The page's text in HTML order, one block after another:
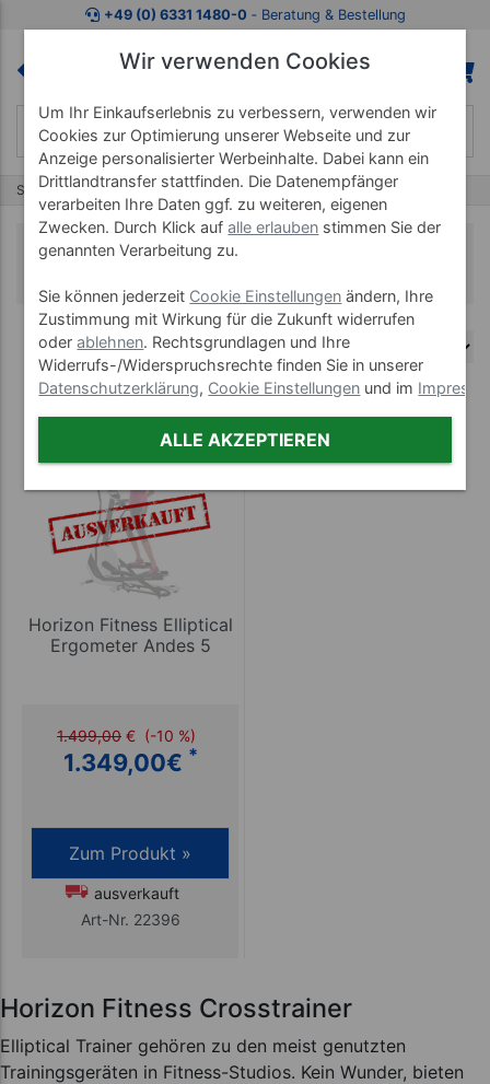
+49 (0) 6331 1480-0 ‐ Beratung & Bestellung
Start Horizon Crosstrainer
Horizon Crosstrainer
Horizon Fitness Elliptical
Ergometer Andes 5
1.499,00 € (-10 %)
1.349,00€ *
Zum Produkt »
ausverkauft
Art-Nr. 22396
Horizon Fitness Crosstrainer
Elliptical Trainer gehören zu den meist genutzten
Trainingsgeräten in Fitness-Studios. Kein Wunder, bieten
Wir verwenden Cookies
Um Ihr Einkaufserlebnis zu verbessern, verwenden wir
Cookies zur Optimierung unserer Webseite und zur
Anzeige personalisierter Werbeinhalte. Dabei kann ein
Drittlandtransfer stattfinden. Die Datenempfänger
verarbeiten Ihre Daten ggf. zu weiteren, eigenen
Zwecken. Durch Klick aufalle erlauben stimmen Sie der
genannten Verarbeitung zu.
Sie können jederzeit Cookie Einstellungen ändern, Ihre
Zustimmung mit Wirkung für die Zukunft widerrufen
oderablehnen. Rechtsgrundlagen und Ihre
Widerrufs-/Widerspruchsrechte finden Sie in unserer
Datenschutzerklärung, Cookie Einstellungen und im
ALLE AKZEPTIEREN